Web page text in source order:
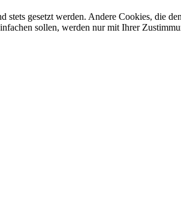
gesetzt werden. Andere Cookies, die
sollen, werden nur mit Ihrer